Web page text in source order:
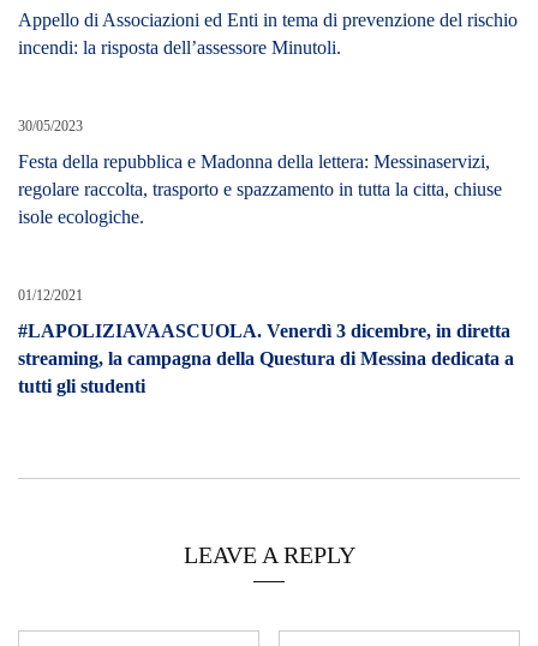
Appello di Associazioni ed Enti in tema di prevenzione del rischio
incendi: la risposta dell’assessore Minutoli.
30/05/2023
Festa della repubblica e Madonna della lettera: Messinaservizi,
regolare raccolta, trasporto e spazzamento in tutta la citta, chiuse
isole ecologiche.
01/12/2021
#LAPOLIZIAVAASCUOLA. Venerdì 3 dicembre, in diretta
streaming, la campagna della Questura di Messina dedicata a
tutti gli studenti
LEAVE A REPLY